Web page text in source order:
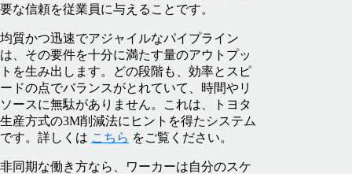
要な信頼を従業員に与えることです。
均質かつ迅速でアジャイルなパイプライン
は、その要件を十分に満たす量のアウトプッ
トを生み出します。どの‌段階も、効率とスピ
ードの点でバランスがとれていて、時間やリ
ソースに無駄がありません。これは、トヨタ
生産方式の3M削減法にヒントを得たシステム
です。詳しくは こちら をご覧ください。
非同期な働き方なら、ワーカーは自分のスケ